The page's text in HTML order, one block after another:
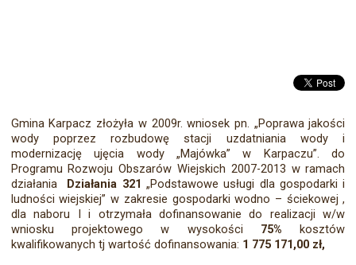
Gmina Karpacz złożyła w 2009r. wniosek pn. „Poprawa jakości
wody poprzez rozbudowę stacji uzdatniania wody i
modernizację ujęcia wody „Majówka” w Karpaczu”. do
Programu Rozwoju Obszarów Wiejskich 2007-2013 w ramach
działania
Działania 321 „Podstawowe usługi dla gospodarki i
ludności wiejskiej” w zakresie gospodarki wodno – ściekowej ,
dla naboru I i otrzymała dofinansowanie do realizacji w/w
wniosku projektowego w wysokości 75% kosztów
kwalifikowanych tj wartość dofinansowania: 1 775 171,00 zł,